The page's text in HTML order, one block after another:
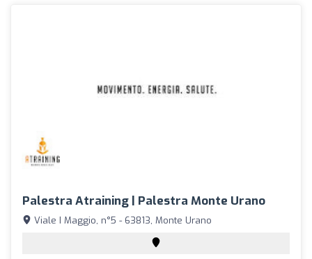
Palestra Atraining | Palestra Monte Urano
Viale I Maggio, n°5 - 63813, Monte Urano